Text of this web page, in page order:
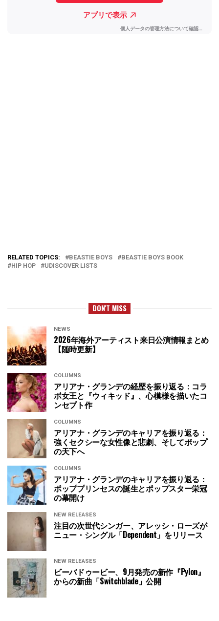
RELATED TOPICS: BEASTIE BOYS
BEASTIE BOYS BOOK
HIP HOP
UDISCOVER LISTS
DON'T MISS
NEWS
2026年海外アーティスト来日公演情報まとめ
【随時更新】
COLUMNS
アリアナ・グランデの経歴を振り返る：コラ
ボ女王と『ウィキッド』、心模様を描いたコ
ンセプト作
COLUMNS
アリアナ・グランデのキャリアを振り返る：
強くセクシーな女性像と悲劇、そしてポップ
の天下へ
COLUMNS
アリアナ・グランデのキャリアを振り返る：
ポッププリンセスの誕生とポップスター栄冠
の幕開け
NEW RELEASES
注目の次世代シンガー、アレッシ・ローズが
ニュー・シングル「Dependent」をリリース
NEW RELEASES
ビーバドゥービー、9月発売の新作『Pylon』
からの新曲「Switchblade」公開